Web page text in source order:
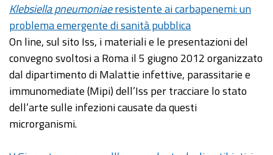
Klebsiella pneumoniaeresistente ai carbapenemi: un
problema emergente di sanità pubblica
On line, sul sito Iss, i materiali e le presentazioni del
convegno svoltosi a Roma il 5 giugno 2012 organizzato
dal dipartimento di Malattie infettive, parassitarie e
immunomediate (Mipi) dell’Iss per tracciare lo stato
dell’arte sulle infezioni causate da questi
microrganismi.